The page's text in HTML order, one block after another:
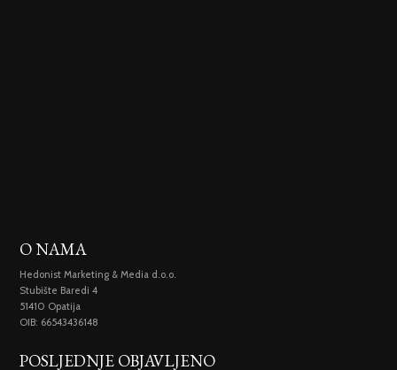
O NAMA
Hedonist Marketing & Media d.o.o.
Stubište Baredi 4
51410 Opatija
OIB: 66543436148
POSLJEDNJE OBJAVLJENO